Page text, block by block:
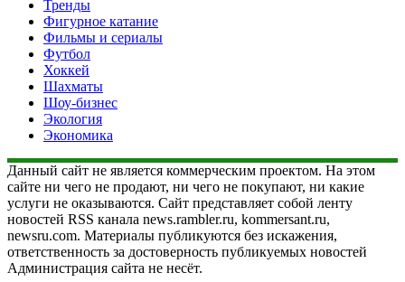
Тренды
Фигурное катание
Фильмы и сериалы
Футбол
Хоккей
Шахматы
Шоу-бизнес
Экология
Экономика
Данный сайт не является коммерческим проектом. На этом
сайте ни чего не продают, ни чего не покупают, ни какие
услуги не оказываются. Сайт представляет собой ленту
новостей RSS канала news.rambler.ru, kommersant.ru,
newsru.com. Материалы публикуются без искажения,
ответственность за достоверность публикуемых новостей
Администрация сайта не несёт.